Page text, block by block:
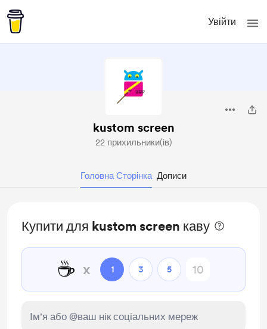
Увійти
kustom screen
22 прихильники(ів)
Головна Сторінка Дописи
Купити для kustom screen каву
☕ x 1 3 5